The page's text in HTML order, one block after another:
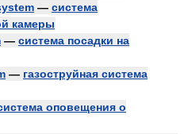
— система
камеры
— система посадки на
— газоструйная система
оповещения о